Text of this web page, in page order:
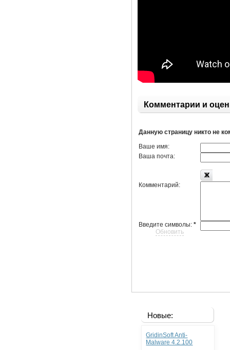
Комментарии и
Данную страницу никто не
Ваше имя:
Ваша почта:
Комментарий:
Введите символы:*
Обновить
Новые:
GridinSoft Anti-
Malware 4.2.100